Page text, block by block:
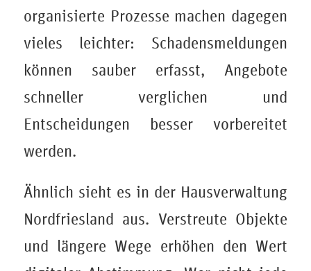
organisierte Prozesse machen dagegen
vieles leichter: Schadensmeldungen
können sauber erfasst, Angebote
schneller verglichen und
Entscheidungen besser vorbereitet
werden.
Ähnlich sieht es in der Hausverwaltung
Nordfriesland aus. Verstreute Objekte
und längere Wege erhöhen den Wert